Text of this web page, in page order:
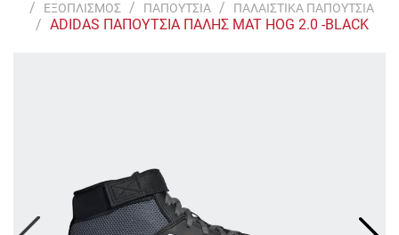
ΕΞΟΠΛΙΣΜΟΣ
ΠΑΠΟΥΤΣΙΑ ΠΑΛΑΙΣΤΙΚΑ ΠΑΠΟΥΤΣΙΑ
ADIDAS ΠΑΠΟΥΤΣΙΑ ΠΑΛΗΣ MAT HOG 2.0 -BLACK